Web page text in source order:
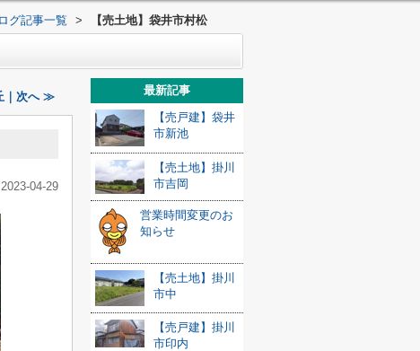
グ記事一覧 > 【売土地】袋井市村松
｜次へ ≫
2023-04-29
最新記事
【売戸建】袋井
市新池
【売土地】掛川
市吉岡
営業時間変更のお
知らせ
【売土地】掛川
市中
【売戸建】掛川
市印内